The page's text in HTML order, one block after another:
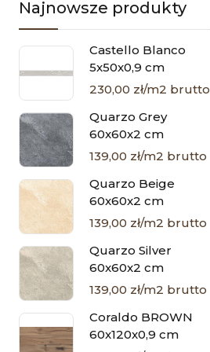
11
14
15
16
Najnowsze produkty
Castello Blanco
5x50x0,9 cm
230,00 zł/m2 brutto
Quarzo Grey
60x60x2 cm
139,00 zł/m2 brutto
Quarzo Beige
60x60x2 cm
139,00 zł/m2 brutto
Quarzo Silver
60x60x2 cm
139,00 zł/m2 brutto
Coraldo BROWN
60x120x0,9 cm